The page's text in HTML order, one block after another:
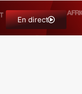
En direct